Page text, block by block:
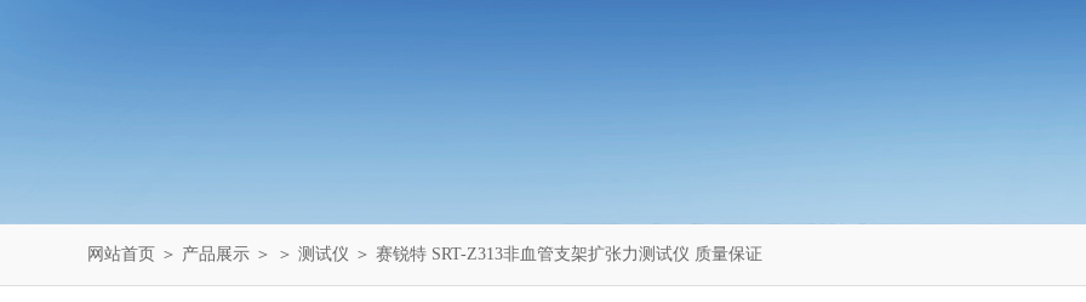
网站首页 ＞ 产品展示 ＞ ＞ 测试仪 ＞ 赛锐特 SRT-Z313非血管支架扩张力测试仪 质量保证